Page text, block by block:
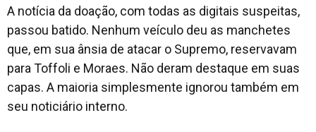
A notícia da doação, com todas as digitais suspeitas,
passou batido. Nenhum veículo deu as manchetes
que, em sua ânsia de atacar o Supremo, reservavam
para Toffoli e Moraes. Não deram destaque em suas
capas. A maioria simplesmente ignorou também em
seu noticiário interno.